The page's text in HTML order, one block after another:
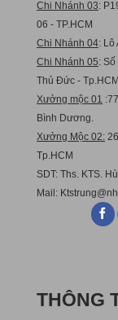
Chi Nhánh 03:
06 - TP.HCM
Chi Nhánh 04: Lô
Chi Nhánh 05:
Thủ Đức -
Xưởng mộc 01
Bình Dương.
Xưởng Mộc 02:
Tp.HCM
SDT: Ths. KTS.
Mail: Ktstru
THÔNG